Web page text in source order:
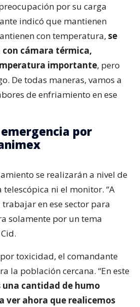
por su carga
indicó que mantienen
con temperatura, se
cámara térmica,
importante, pero
De todas maneras, vamos a
de enfriamiento en ese
por
se realizarán a nivel de
telescópica ni el monitor. “A
trabajar en ese sector para
solamente por un tema
toxicidad, el comandante
la población cercana. “En este
una cantidad de humo
ver ahora que realicemos